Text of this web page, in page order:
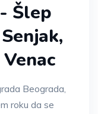
Šlep
Beograda,
roku da se